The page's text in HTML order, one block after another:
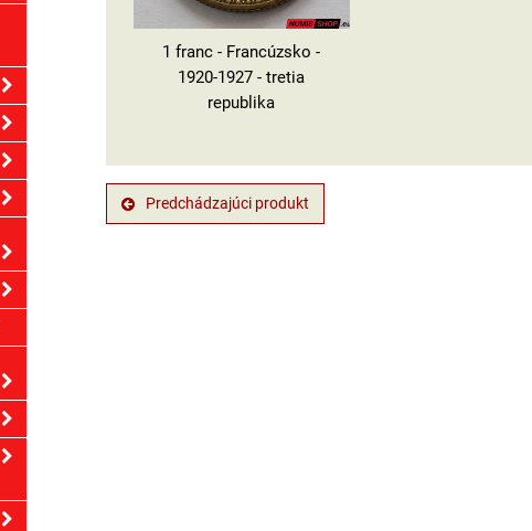
1 franc - Francúzsko -
1920-1927 - tretia
republika
Predchádzajúci produkt